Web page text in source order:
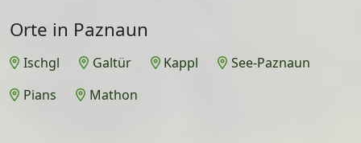
Orte in Paznaun
Ischgl Galtür Kappl
See-Paznaun
Pians
Mathon